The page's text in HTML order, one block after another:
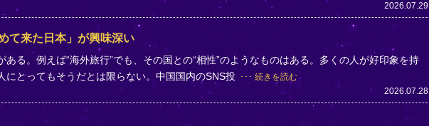
2026.07.29
て来た日本」が興味深い
ある。例えば“海外旅行”でも、その国との“相性”のようなものはある。多くの人が好印象を持
にとってもそうだとは限らない。中国国内のSNS投
続きを読む
2026.07.28